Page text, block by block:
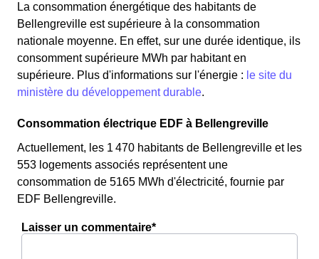
La consommation énergétique des habitants de
Bellengreville est supérieure à la consommation
nationale moyenne. En effet, sur une durée identique, ils
consomment supérieure MWh par habitant en
supérieure. Plus d'informations sur l'énergie : le site du
ministère du développement durable.
Consommation électrique EDF à Bellengreville
Actuellement, les 1 470 habitants de Bellengreville et les
553 logements associés représentent une
consommation de 5165 MWh d'électricité, fournie par
EDF Bellengreville.
Laisser un commentaire*